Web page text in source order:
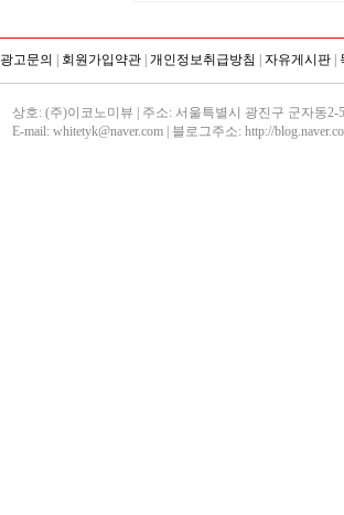
광고문의 회원가입약관 개인정보취급방침 자유게시판
상호: (주)이코노미뷰 | 주소: 서울특별시 광진구 군자동2-
E-mail: whitetyk@naver.com | 블로그주소: http://